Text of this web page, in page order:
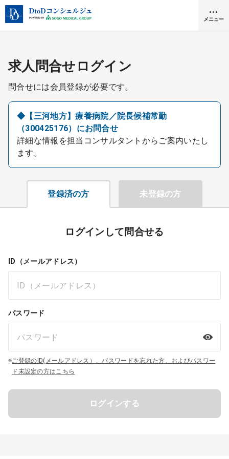
メニュー
クリニック開業
DtoDとは
お問合せ
医院の譲渡・売却をお考えの方
採用をお考えの医療機関の方
求人問合せログイン
問合せには会員登録が必要です。
◆【三河地方】療養病院／院長候補常勤
（300425176）にお問合せ
詳細な情報を担当コンサルタントからご案内いたし
ます。
登録済の方 未登録の方
ログインして問合せる
ID（メールアドレス）
パスワード
※ご登録のID(メールアドレス）、パスワードを忘れた方、およびパスワー
ド未設定の方はこちら
ログインする